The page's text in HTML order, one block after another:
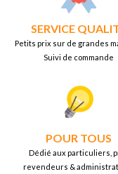
SERVICE
Petits prix sur de grandes
Suivi de commande
POUR TOUS
Dédié aux particuliers,
revendeurs &